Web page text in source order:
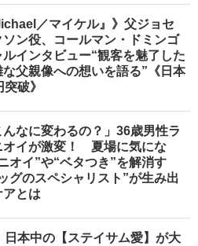
／マイケル』》父ジョセ
ソン役、コールマン・ドミンゴ
インタビュー“観客を魅了した
父親像への想いを語る”《日本
破》
んなに変わるの？」36歳男性ラ
オイが激変！ 夏場に気にな
オイ”や“ベタつき”を解消す
グのスペシャリスト”が生み出
アとは
日本中の【ステイサム愛】が大